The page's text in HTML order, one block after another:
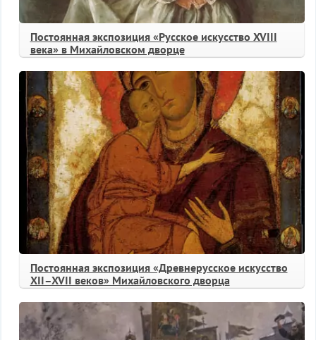
Постоянная экспозиция «Русское искусство XVIII
века» в Михайловском дворце
Постоянная экспозиция «Древнерусское искусство
XII–XVII веков» Михайловского дворца